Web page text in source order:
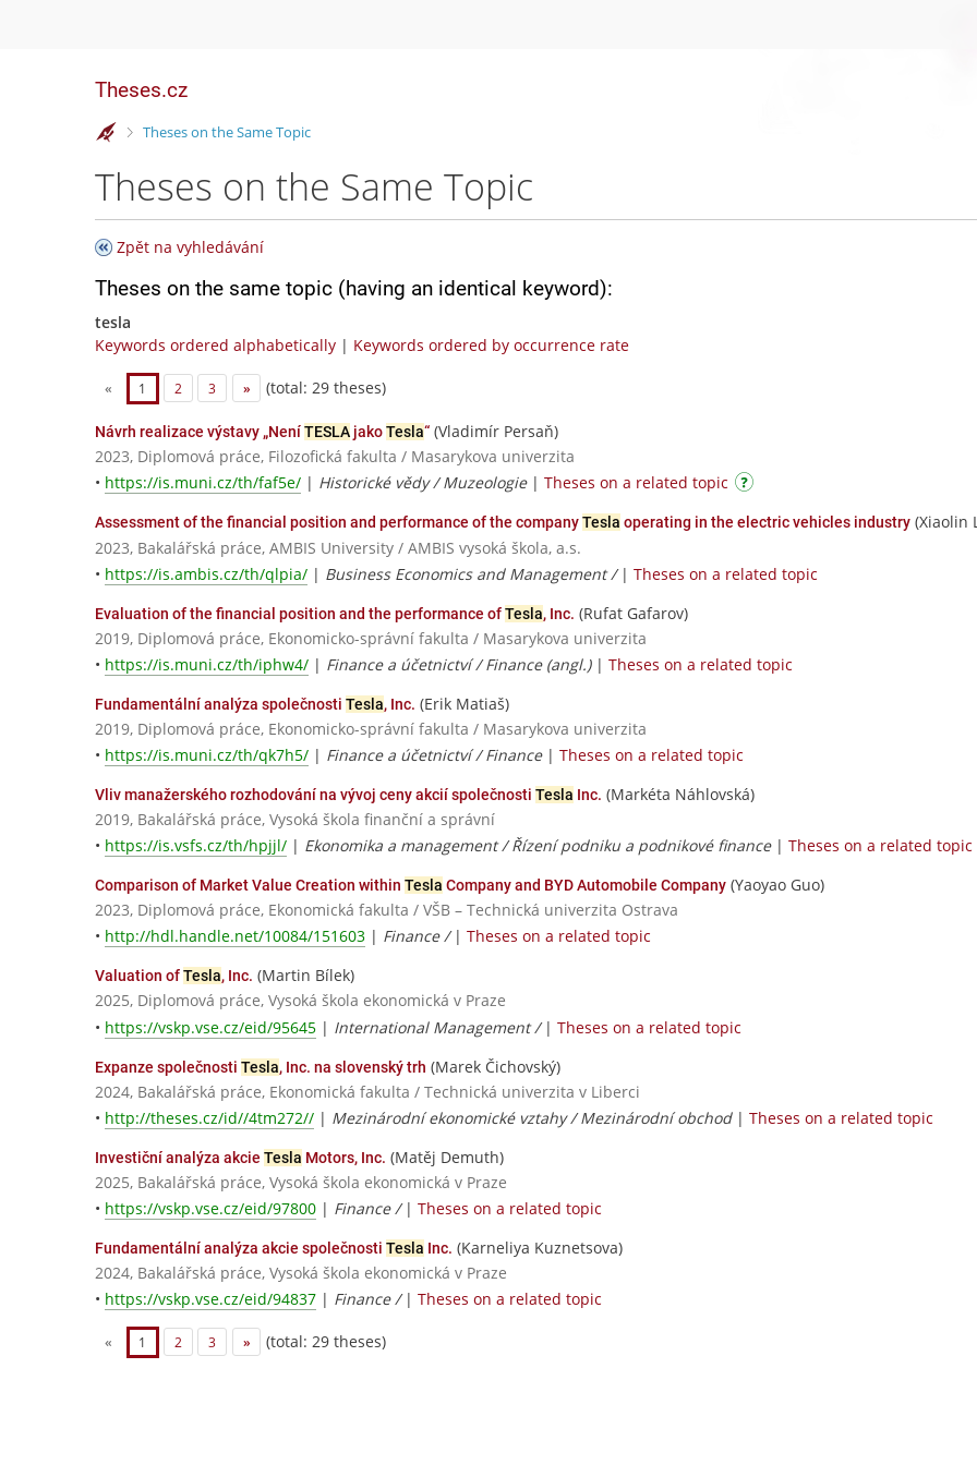
Theses.cz
>
Theses on the Same Topic
Theses on the Same Topic
Zpět na vyhledávání
Theses on the same topic (having an identical keyword):
tesla
Keywords ordered alphabetically | Keywords ordered by occurrence rate
« 1 2 3 » (total: 29 theses)
Návrh realizace výstavy „NeníTESLA jakoTesla“ (Vladimír Persaň)
2023, Diplomová práce, Filozofická fakulta / Masarykova univerzita
• https://is.muni.cz/th/faf5e/ | Historické vědy / Muzeologie| Theses on a related topic
Assessment of the financial position and performance of the companyTesla operating in the electric vehicles industry (Xiaolin
2023, Bakalářská práce, AMBIS University / AMBIS vysoká škola, a.s.
• https://is.ambis.cz/th/qlpia/ | Business Economics and Management / | Theses on a related topic
Evaluation of the financial position and the performance ofTesla, Inc. (Rufat Gafarov)
2019, Diplomová práce, Ekonomicko-správní fakulta / Masarykova univerzita
• https://is.muni.cz/th/iphw4/ | Finance a účetnictví / Finance (angl.)| Theses on a related topic
Fundamentální analýza společnosti Tesla, Inc. (Erik Matiaš)
2019, Diplomová práce, Ekonomicko-správní fakulta / Masarykova univerzita
• https://is.muni.cz/th/qk7h5/ | Finance a účetnictví / Finance| Theses on a related topic
Vliv manažerského rozhodování na vývoj ceny akcií společnosti Tesla Inc. (Markéta Náhlovská)
2019, Bakalářská práce, Vysoká škola finanční a správní
• https://is.vsfs.cz/th/hpjjl/ | Ekonomika a management / Řízení podniku a podnikové finance| Theses on a related topic
Comparison of Market Value Creation within Tesla Company and BYD Automobile Company (Yaoyao Guo)
2023, Diplomová práce, Ekonomická fakulta / VŠB – Technická univerzita Ostrava
• http://hdl.handle.net/10084/151603 | Finance / | Theses on a related topic
Valuation ofTesla, Inc. (Martin Bílek)
2025, Diplomová práce, Vysoká škola ekonomická v Praze
• https://vskp.vse.cz/eid/95645 | International Management / | Theses on a related topic
Expanze společnosti Tesla, Inc. na slovenský trh (Marek Čichovský)
2024, Bakalářská práce, Ekonomická fakulta / Technická univerzita v Liberci
• http://theses.cz/id//4tm272// | Mezinárodní ekonomické vztahy / Mezinárodní obchod| Theses on a related topic
Investiční analýza akcie Tesla Motors, Inc. (Matěj Demuth)
2025, Bakalářská práce, Vysoká škola ekonomická v Praze
• https://vskp.vse.cz/eid/97800 | Finance / | Theses on a related topic
Fundamentální analýza akcie společnosti Tesla Inc. (Karneliya Kuznetsova)
2024, Bakalářská práce, Vysoká škola ekonomická v Praze
• https://vskp.vse.cz/eid/94837 | Finance / | Theses on a related topic
« 1 2 3 » (total: 29 theses)